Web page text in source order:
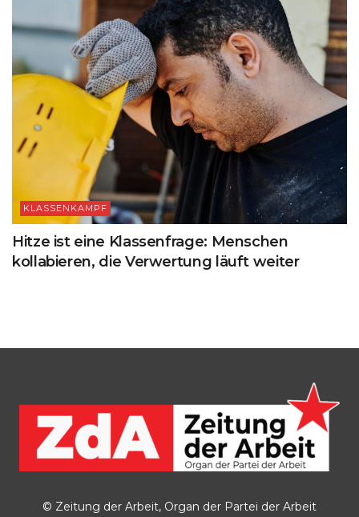
KLASSENKAMPF
Hitze ist eine Klassenfrage: Menschen
kollabieren, die Verwertung läuft weiter
© Zeitung der Arbeit, Organ der Partei der Arbeit